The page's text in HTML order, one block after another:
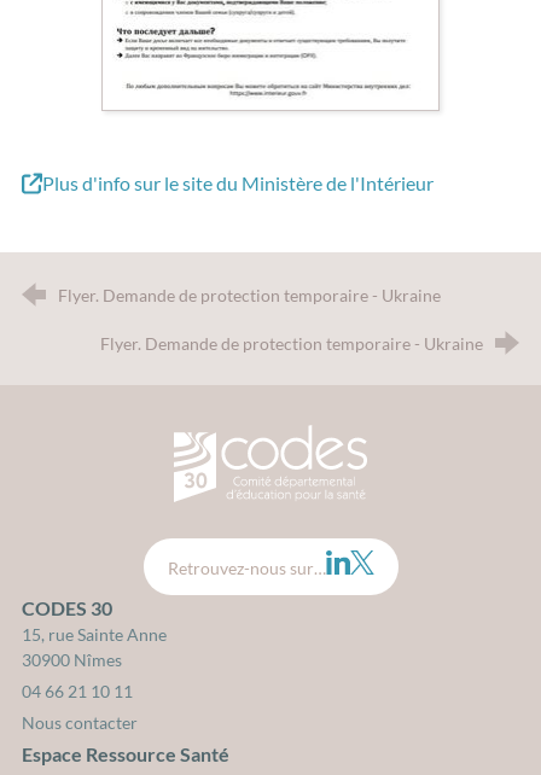
Plus d'info sur le site du Ministère de l'Intérieur
Flyer. Demande de protection temporaire - Ukraine
Flyer. Demande de protection temporaire - Ukraine
CODES 30 - Comité
Retrouvez-nous sur… LinkedIn
Twitter
CODES 30
15, rue Sainte Anne
30900 Nîmes
04 66 21 10 11
Nous contacter
Espace Ressource Santé